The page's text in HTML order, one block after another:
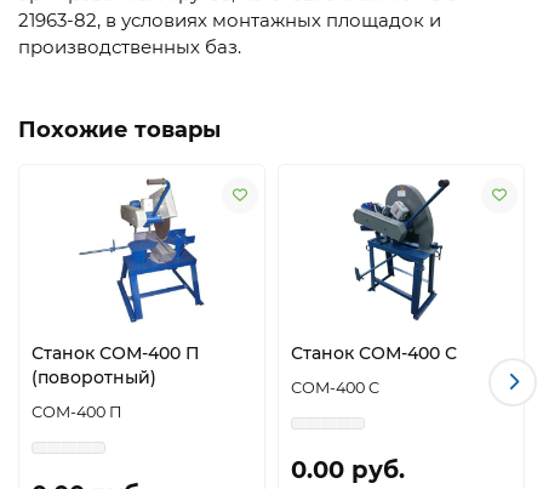
21963-82, в условиях монтажных площадок и
производственных баз.
Похожие товары
Станок СОМ-400 П
(поворотный)
СОМ-400 П
Станок СОМ-400 С
СОМ-400 C
0.00 руб.